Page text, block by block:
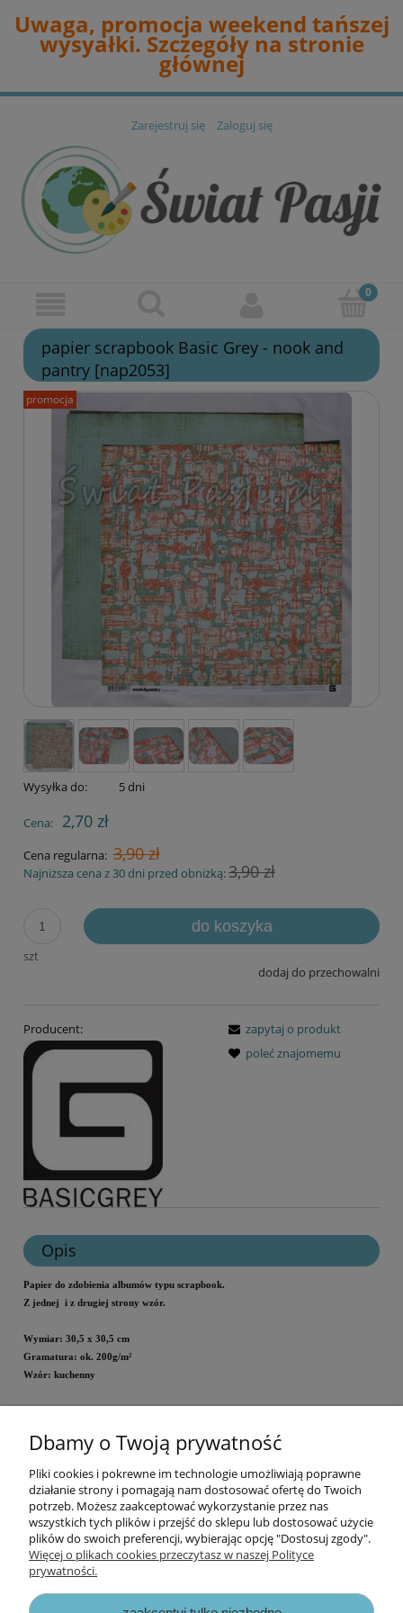
Uwaga, promocja weekend tańszej
wysyałki. Szczegóły na stronie
głównej
Zarejestruj się Zaloguj się
papier scrapbook Basic Grey - nook and
pantry [nap2053]
promocja
Wysyłka do: 5 dni
Cena: 2,70 zł
Cena regularna: 3,90 zł
Najniższa cena z 30 dni przed obniżką:3,90 zł
szt
do koszyka
dodaj do przechowalni
Producent:
zapytaj o produkt
poleć znajomemu
Opis
Papier do zdobienia albumów typu scrapbook.
Z jednej i z drugiej strony wzór.
Wymiar: 30,5 x 30,5 cm
Gramatura: ok. 200g/m²
Wzór: kuchenny
Cena za 1 arkusz.
Informacje
Opłaty i koszty dostawy
Dbamy o Twoją prywatność
Pliki cookies i pokrewne im technologie umożliwiają poprawne
działanie strony i pomagają nam dostosować ofertę do Twoich
potrzeb. Możesz zaakceptować wykorzystanie przez nas
wszystkich tych plików i przejść do sklepu lub dostosować użycie
plików do swoich preferencji, wybierając opcję "Dostosuj zgody".
Więcej o plikach cookies przeczytasz w naszej Polityce
prywatności.